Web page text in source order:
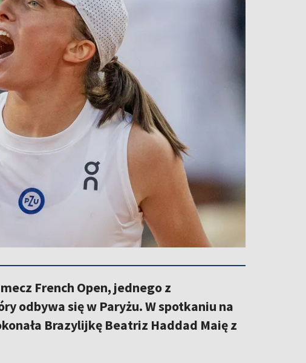
French Open, jednego z
odbywa się w Paryżu. W spotkaniu na
Brazylijkę Beatriz Haddad Maię z